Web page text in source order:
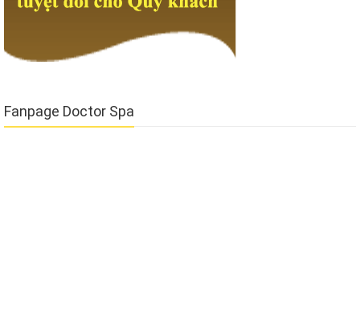
Fanpage Doctor Spa